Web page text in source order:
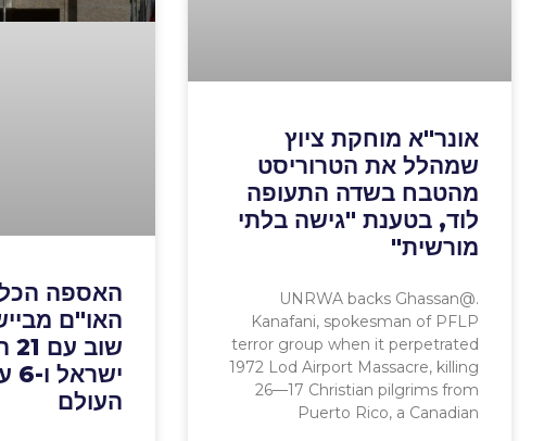
אונר"א מוחקת ציוץ
שמהלל את הטרוריסט
מהטבח בשדה התעופה
לוד, בטענת "גישה בלתי
מורשית"
.@UNRWA backs Ghassan
Kanafani, spokesman of PFLP
terror group when it perpetrated
1972 Lod Airport Massacre, killing
26—17 Christian pilgrims from
Puerto Rico, a Canadian
האספה
האו"ם
העולם